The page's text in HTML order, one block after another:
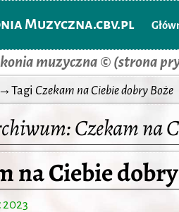
Muzyczna.cbv.pl
muzyczna © (strona
→Tagi Czekam na Ciebie dobry Boże
Czekam na
na Ciebie
2023